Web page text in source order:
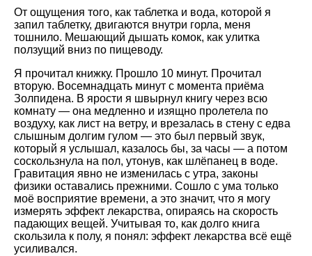
От ощущения того, как таблетка и вода, которой я
запил таблетку, двигаются внутри горла, меня
тошнило. Мешающий дышать комок, как улитка
ползущий вниз по пищеводу.
Я прочитал книжку. Прошло 10 минут. Прочитал
вторую. Восемнадцать минут с момента приёма
Золпидена. В ярости я швырнул книгу через всю
комнату — она медленно и изящно пролетела по
воздуху, как лист на ветру, и врезалась в стену с едва
слышным долгим гулом — это был первый звук,
который я услышал, казалось бы, за часы — а потом
соскользнула на пол, утонув, как шлёпанец в воде.
Гравитация явно не изменилась с утра, законы
физики оставались прежними. Сошло с ума только
моё восприятие времени, а это значит, что я могу
измерять эффект лекарства, опираясь на скорость
падающих вещей. Учитывая то, как долго книга
скользила к полу, я понял: эффект лекарства всё ещё
усиливался.